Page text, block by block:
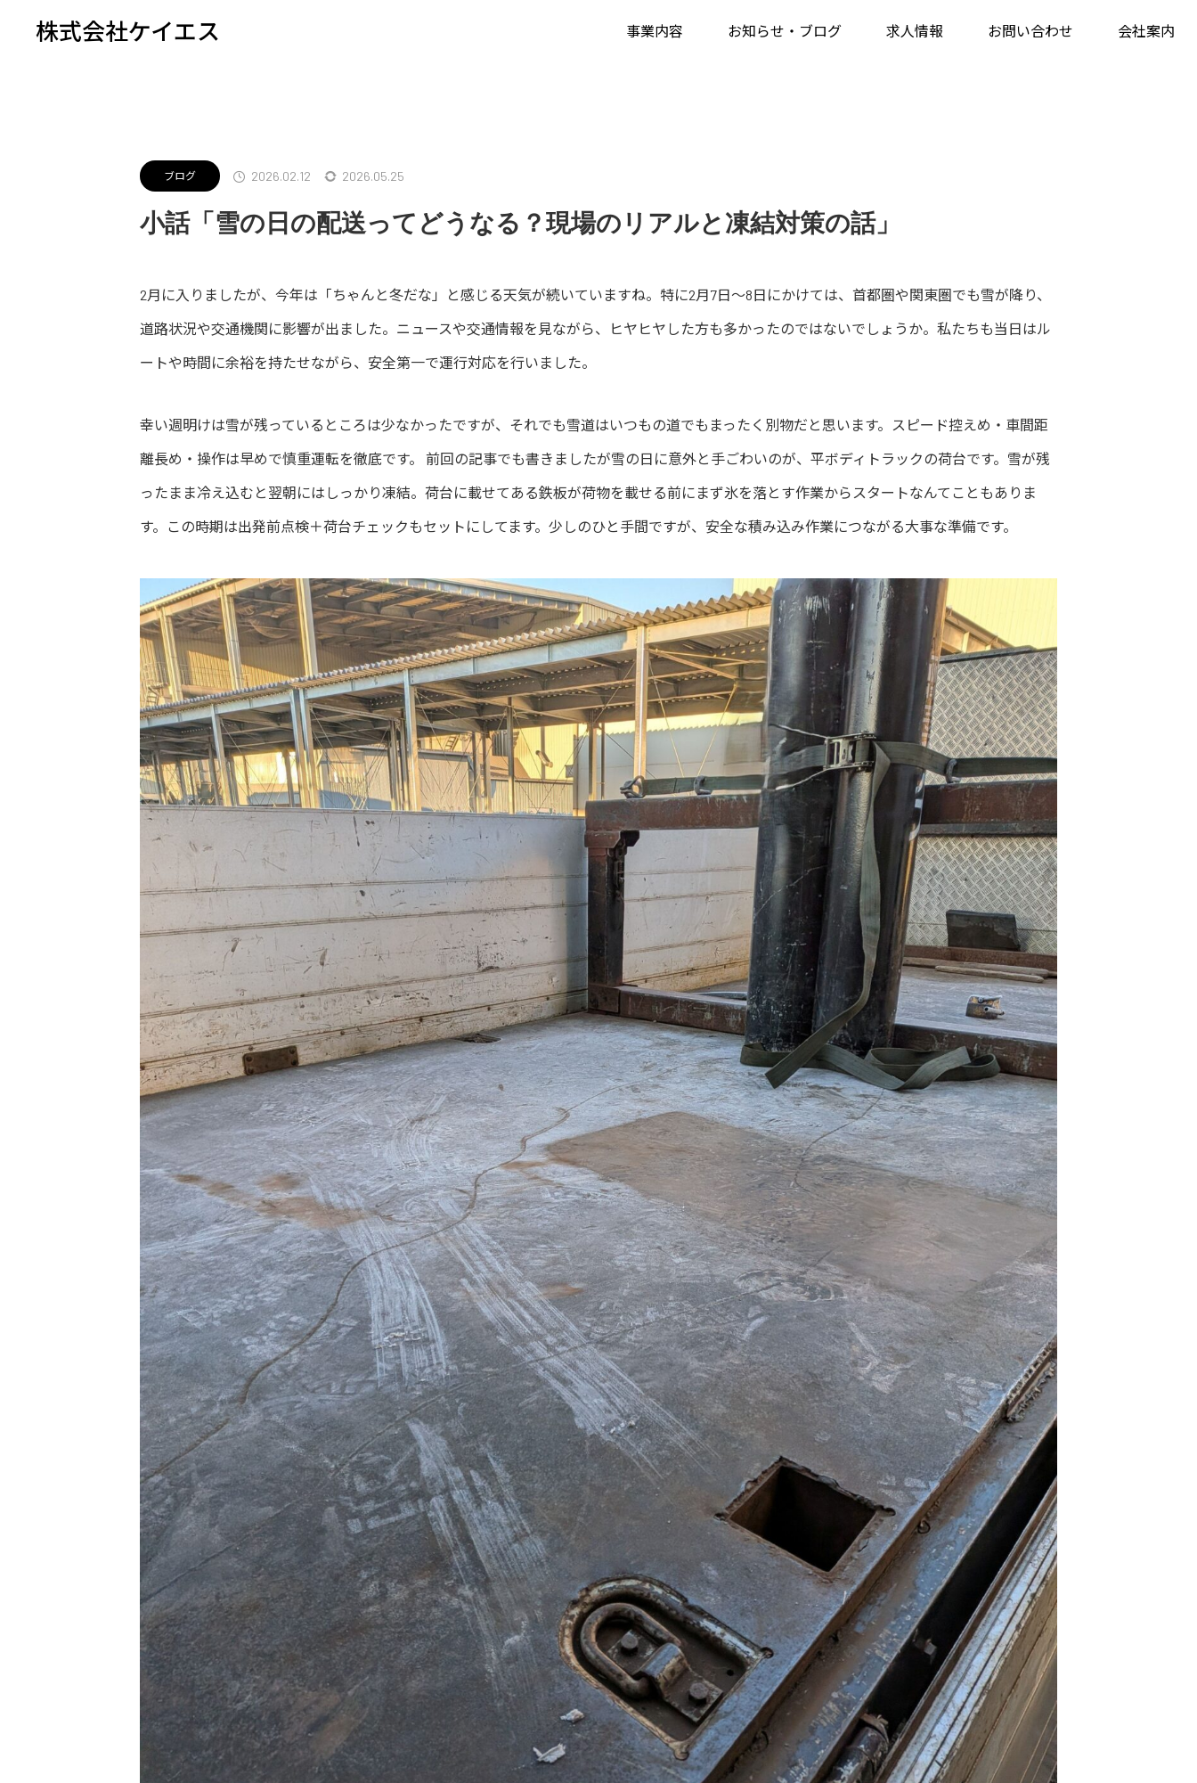
株式会社ケイエス 事業内容 お知らせ・ブログ 求人情報 お問い合わせ 会社案内
NEWS/BLOG 小話「雪の日の配送ってどうなる？現場のリアルと凍結対策の話」
ブログ 2026.02.12 2026.05.25
小話「雪の日の配送ってどうなる？現場のリアルと凍結対策の話」
2月に入りましたが、今年は「ちゃんと冬だな」と感じる天気が続いていますね。特に2月7日～8日にかけては、首都圏や関東圏でも雪が降り、
道路状況や交通機関に影響が出ました。ニュースや交通情報を見ながら、ヒヤヒヤした方も多かったのではないでしょうか。私たちも当日はル
ートや時間に余裕を持たせながら、安全第一で運行対応を行いました。
幸い週明けは雪が残っているところは少なかったですが、それでも雪道はいつもの道でもまったく別物だと思います。スピード控えめ・車間距
離長め・操作は早めで慎重運転を徹底です。 前回の記事でも書きましたが雪の日に意外と手ごわいのが、平ボディトラックの荷台です。雪が残
ったまま冷え込むと翌朝にはしっかり凍結。荷台に載せてある鉄板が荷物を載せる前にまず氷を落とす作業からスタートなんてこともありま
す。この時期は出発前点検＋荷台チェックもセットにしてます。少しのひと手間ですが、安全な積み込み作業につながる大事な準備です。